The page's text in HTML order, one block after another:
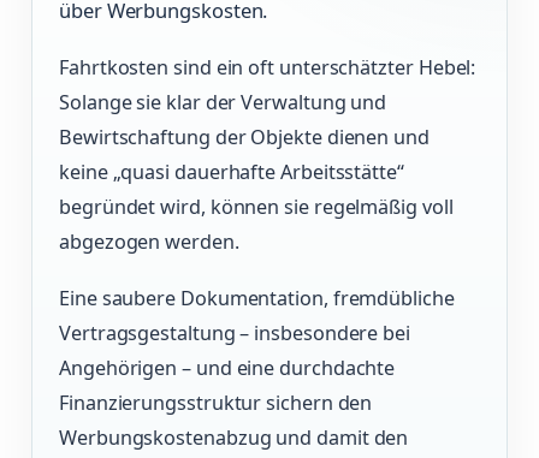
über Werbungskosten.
Fahrtkosten sind ein oft unterschätzter Hebel:
Solange sie klar der Verwaltung und
Bewirtschaftung der Objekte dienen und
keine „quasi dauerhafte Arbeitsstätte“
begründet wird, können sie regelmäßig voll
abgezogen werden.
Eine saubere Dokumentation, fremdübliche
Vertragsgestaltung – insbesondere bei
Angehörigen – und eine durchdachte
Finanzierungsstruktur sichern den
Werbungskostenabzug und damit den